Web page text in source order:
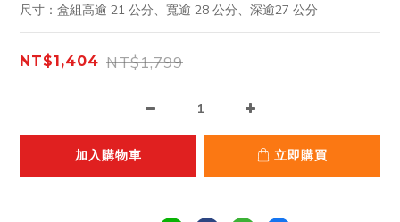
尺寸：盒組高逾 21 公分、寬逾 28 公分、深逾27 公分
NT$1,404 NT$1,799
加入購物車 立即購買